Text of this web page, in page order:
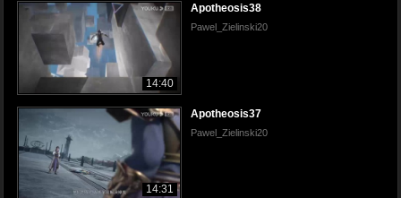
14:40
Apotheosis38
Pawel_Zielinski20
14:31
Apotheosis37
Pawel_Zielinski20